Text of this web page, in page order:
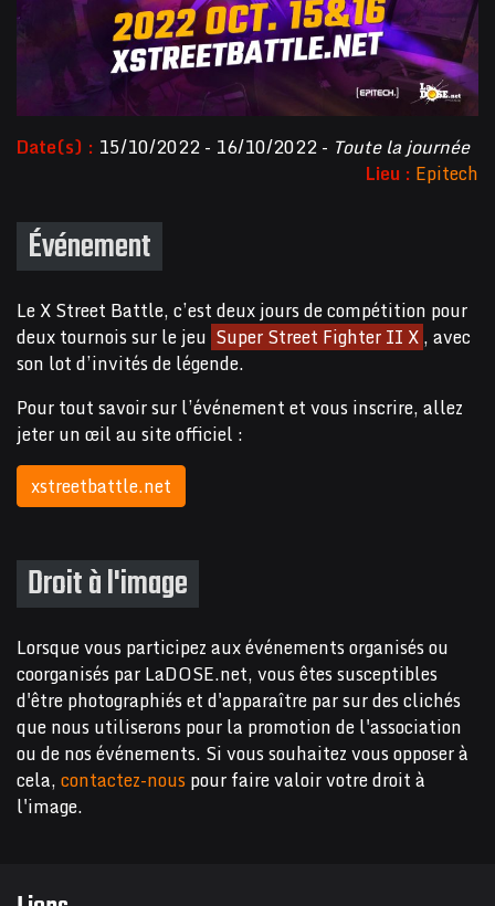
Date(s) : 15/10/2022 - 16/10/2022 - Toute la journée
Lieu : Epitech
Événement
Le X Street Battle, c’est deux jours de compétition pour
deux tournois sur le jeu Super Street Fighter II X, avec
son lot d’invités de légende.
Pour tout savoir sur l’événement et vous inscrire, allez
jeter un œil au site officiel :
xstreetbattle.net
Droit à l'image
Lorsque vous participez aux événements organisés ou
coorganisés par LaDOSE.net, vous êtes susceptibles
d'être photographiés et d'apparaître par sur des clichés
que nous utiliserons pour la promotion de l'association
ou de nos événements. Si vous souhaitez vous opposer à
cela,contactez-nouspour faire valoir votre droit à
l'image.